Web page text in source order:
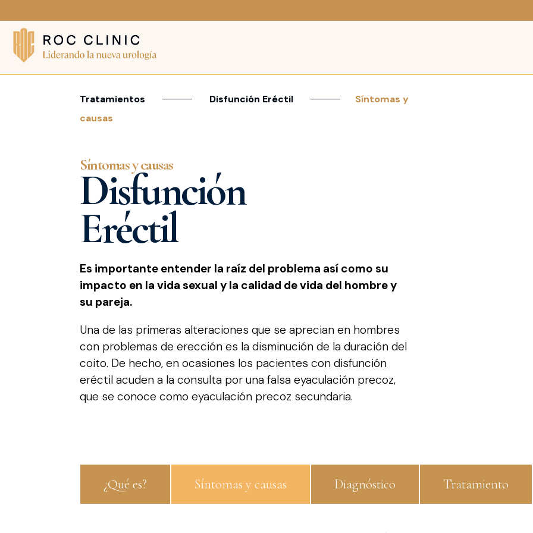
Tratamientos Disfunción Eréctil
Síntomas y
causas
Síntomas y causas
Disfunción
Eréctil
Es importante entender la raíz del problema así como su
impacto en la vida sexual y la calidad de vida del hombre y
su pareja.
Una de las primeras alteraciones que se aprecian en hombres
con problemas de erección es la disminución de la duración del
coito. De hecho, en ocasiones los pacientes con disfunción
eréctil acuden a la consulta por una falsa eyaculación precoz,
que se conoce como eyaculación precoz secundaria.
¿Qué es? Síntomas y causas Diagnóstico Tratamiento